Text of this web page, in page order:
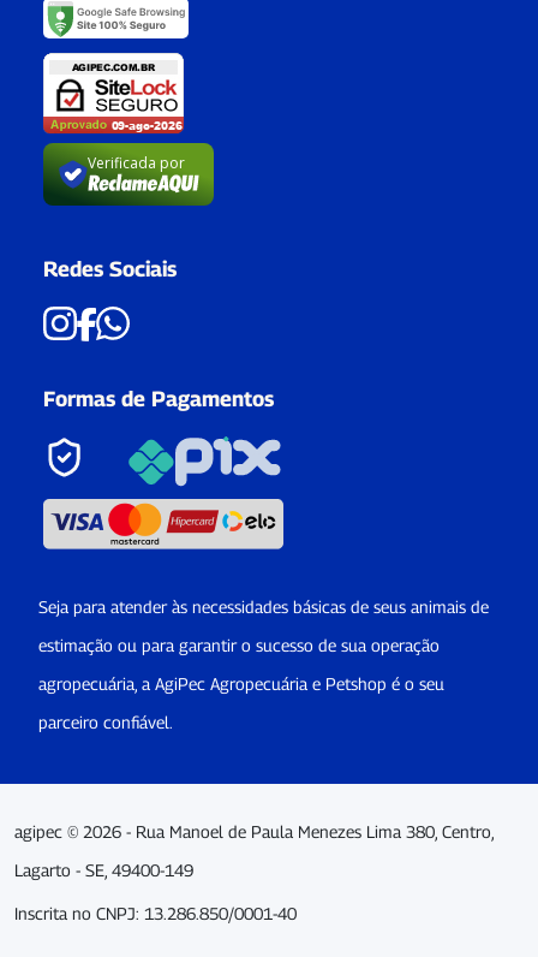
Verificada por
Redes Sociais
Formas de Pagamentos
Seja para atender às necessidades básicas de seus animais de
estimação ou para garantir o sucesso de sua operação
agropecuária, a AgiPec Agropecuária e Petshop é o seu
parceiro confiável.
agipec © 2026 - Rua Manoel de Paula Menezes Lima 380, Centro,
Lagarto - SE, 49400-149
Inscrita no CNPJ: 13.286.850/0001-40